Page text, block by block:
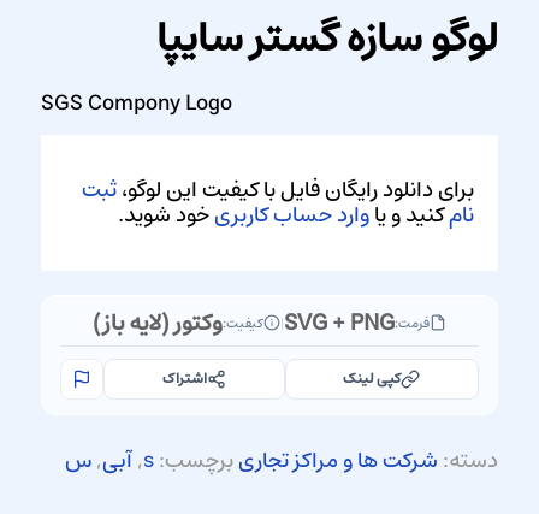
لوگو سازه گستر سایپا
SGS Compony Logo
برای دانلود رایگان فایل با کیفیت این لوگو،ثبت
نامکنید و یاوارد حساب کاربریخود شوید.
فرمت:SVG + PNG
| کیفیت:وکتور (لایه باز)
کپی لینک اشتراک
دسته:شرکت ها و مراکز تجاریبرچسب:s
,آبی,س